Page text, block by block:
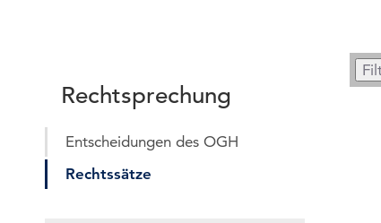
Rechtsprechung
Entscheidungen des OGH
Rechtssätze